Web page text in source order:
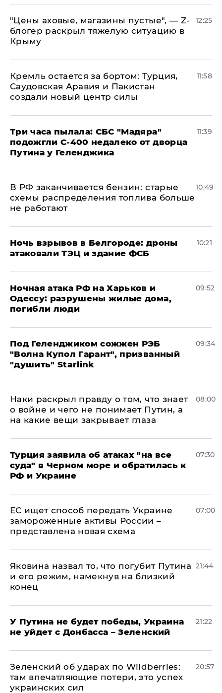
​"Цены аховые, магазины пустые", — Z-
блогер раскрыл тяжелую ситуацию в
Крыму
12:25
​Кремль остается за бортом: Турция,
Саудовская Аравия и Пакистан
создали новый центр силы
11:58
Три часа пылала: СБС "Мадяра"
подожгли С-400 недалеко от дворца
Путина у Геленджика
11:39
​В РФ заканчивается бензин: старые
схемы распределения топлива больше
не работают
10:49
​Ночь взрывов в Белгороде: дроны
атаковали ТЭЦ и здание ФСБ
10:21
​Ночная атака РФ на Харьков и
Одессу: разрушены жилые дома,
погибли люди
09:52
Под Геленджиком сожжен РЭБ
"Волна Купол Гарант", призванный
"душить" Starlink
09:34
Наки раскрыл правду о том, что знает
о войне и чего не понимает Путин, а
на какие вещи закрывает глаза
08:00
Турция заявила об атаках "на все
суда" в Черном море и обратилась к
РФ и Украине
07:30
ЕС ищет способ передать Украине
замороженные активы России –
представлена новая схема
07:00
Яковина назвал то, что погубит Путина
и его режим, намекнув на близкий
конец
21:44
У Путина не будет победы, Украина
не уйдет с Донбасса – Зеленский
21:22
Зеленский об ударах по Wildberries:
там впечатляющие потери, это успех
украинских сил
20:57